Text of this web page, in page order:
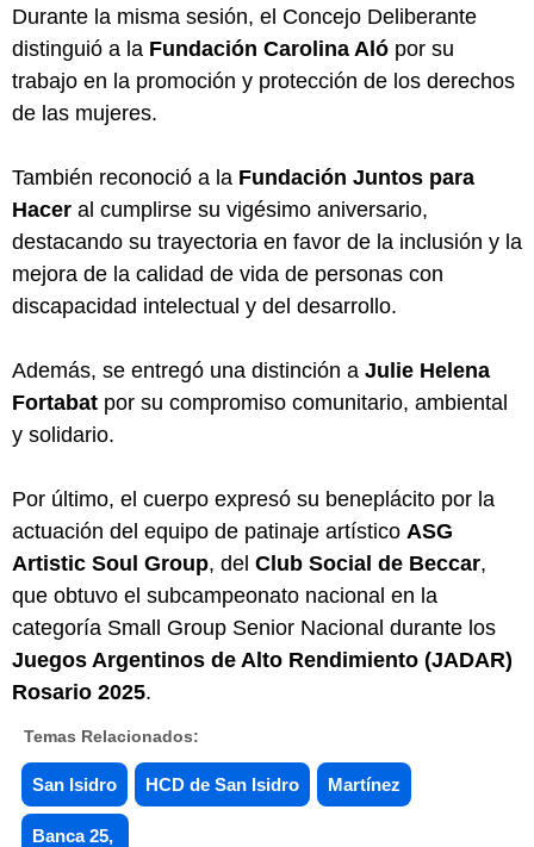
Durante la misma sesión, el Concejo Deliberante
distinguió a la Fundación Carolina Aló por su
trabajo en la promoción y protección de los derechos
de las mujeres.
También reconoció a la Fundación Juntos para
Hacer al cumplirse su vigésimo aniversario,
destacando su trayectoria en favor de la inclusión y la
mejora de la calidad de vida de personas con
discapacidad intelectual y del desarrollo.
Además, se entregó una distinción a Julie Helena
Fortabat por su compromiso comunitario, ambiental
y solidario.
Por último, el cuerpo expresó su beneplácito por la
actuación del equipo de patinaje artístico ASG
Artistic Soul Group, del Club Social de Beccar,
que obtuvo el subcampeonato nacional en la
categoría Small Group Senior Nacional durante los
Juegos Argentinos de Alto Rendimiento (JADAR)
Rosario 2025.
Temas Relacionados:
San Isidro HCD de San Isidro Martínez
Banca 25,